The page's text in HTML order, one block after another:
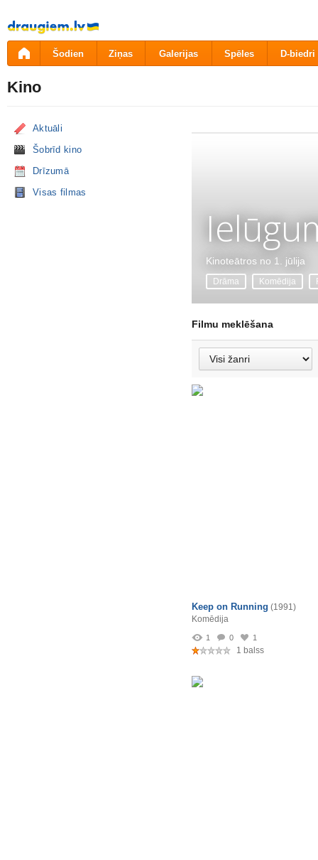
Pāriet
uz
saturu
Šodien Ziņas Galerijas Spēles D-biedri
Kino
Aktuāli
Šobrīd kino
Drīzumā
Visas filmas
Kinoteātros no 1. jūlija
Drāma Komēdija
Filmu meklēšana
Keep on Running (1991)
Komēdija
1 0 1
1 balss